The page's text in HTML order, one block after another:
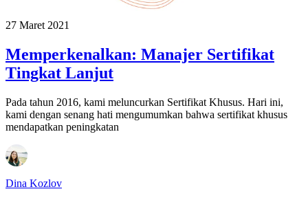
27 Maret 2021
Memperkenalkan: Manajer Sertifikat
Tingkat Lanjut
Pada tahun 2016, kami meluncurkan Sertifikat Khusus. Hari ini,
kami dengan senang hati mengumumkan bahwa sertifikat khusus
mendapatkan peningkatan
Dina Kozlov